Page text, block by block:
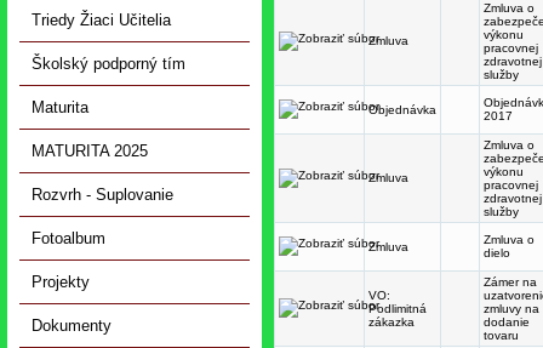
Triedy Žiaci Učitelia
Školský podporný tím
Maturita
MATURITA 2025
Rozvrh - Suplovanie
Fotoalbum
Projekty
Dokumenty
Zmluva
Zmluva o
výkonu
pracovnej
zdravotnej
služby
Objednávka
2017
Zmluva
Zmluva o
výkonu
pracovnej
zdravotnej
služby
Zmluva
Zmluva o
dielo
VO:
Podlimitná
zákazka
Zámer na
zmluvy na
dodanie
tovaru